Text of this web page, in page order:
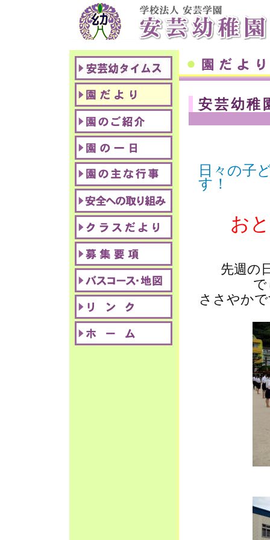
安芸幼稚
日々の子
す！
お
先週の
ささやか